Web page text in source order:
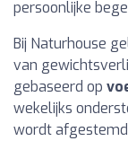
persoonlijke
Bij Naturhouse
van
gebaseerd op
wekelijks
wordt